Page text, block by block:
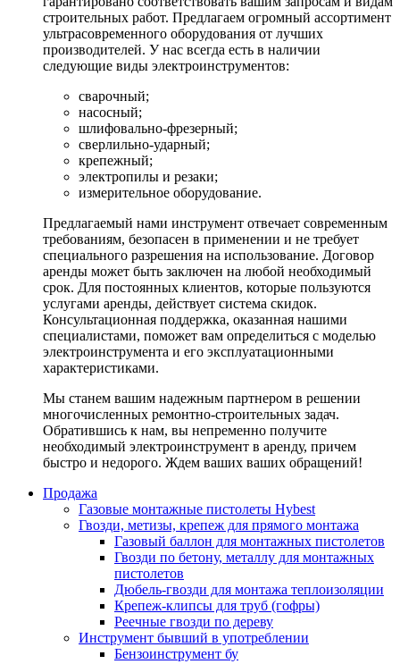
строительных работ. Предлагаем огромный ассортимент
ультрасовременного оборудования от лучших
производителей. У нас всегда есть в наличии
следующие виды электроинструментов:
сварочный;
насосный;
шлифовально-фрезерный;
сверлильно-ударный;
крепежный;
электропилы и резаки;
измерительное оборудование.
Предлагаемый нами инструмент отвечает современным
требованиям, безопасен в применении и не требует
специального разрешения на использование. Договор
аренды может быть заключен на любой необходимый
срок. Для постоянных клиентов, которые пользуются
услугами аренды, действует система скидок.
Консультационная поддержка, оказанная нашими
специалистами, поможет вам определиться с моделью
электроинструмента и его эксплуатационными
характеристиками.
Мы станем вашим надежным партнером в решении
многочисленных ремонтно-строительных задач.
Обратившись к нам, вы непременно получите
необходимый электроинструмент в аренду, причем
быстро и недорого. Ждем ваших ваших обращений!
Продажа
Газовые монтажные пистолеты Hybest
Гвозди, метизы, крепеж для прямого монтажа
Газовый баллон для монтажных пистолетов
Гвозди по бетону, металлу для монтажных
пистолетов
Дюбель-гвозди для монтажа теплоизоляции
Крепеж-клипсы для труб (гофры)
Реечные гвозди по дереву
Инструмент бывший в употреблении
Бензоинструмент бу